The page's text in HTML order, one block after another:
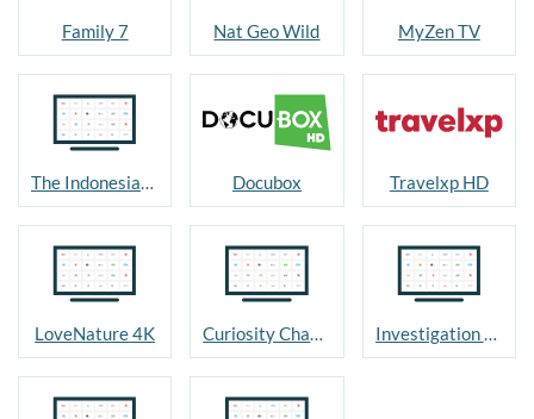
Family 7 Nat Geo Wild MyZen TV
The Indonesian Channel Docubox Travelxp HD
LoveNature 4K Curiosity Channel Investigation Discovery